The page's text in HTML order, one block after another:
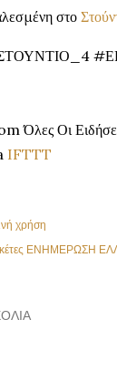
στο
Όλες Οι
IFTTT
χρήση
ΕΝΗΜΕΡΩΣΗ